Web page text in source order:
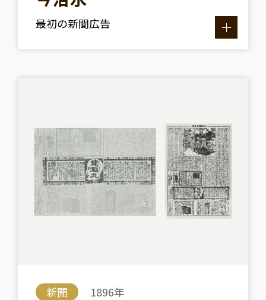
最初の新聞広告
新聞 1896年